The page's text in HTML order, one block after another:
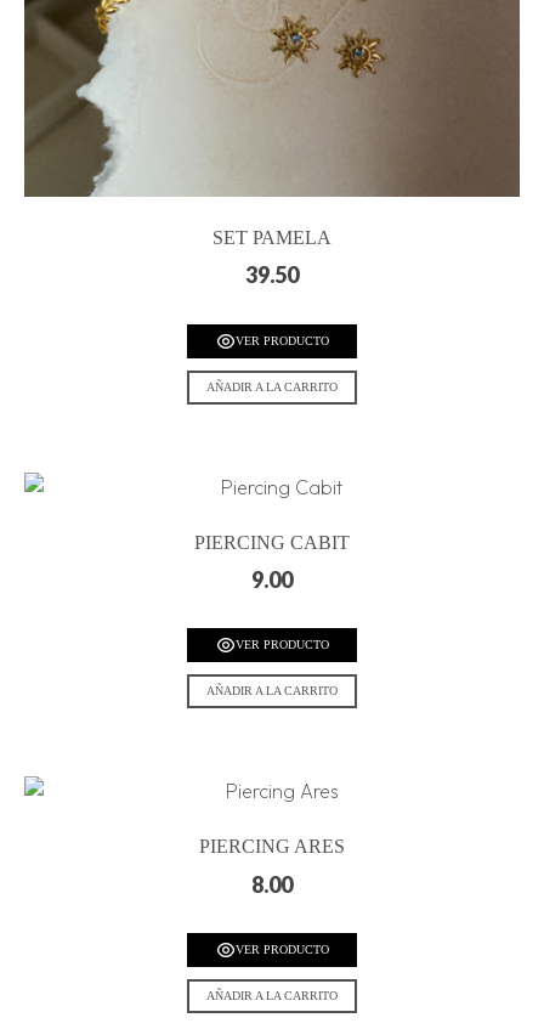
SET PAMELA
39.50
VER PRODUCTO
AÑADIR A LA CARRITO
PIERCING CABIT
9.00
VER PRODUCTO
AÑADIR A LA CARRITO
PIERCING ARES
8.00
VER PRODUCTO
AÑADIR A LA CARRITO